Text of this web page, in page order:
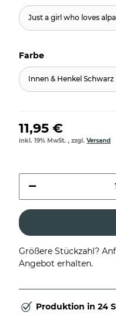
Just a girl who loves
Farbe
Innen & Henkel Schwarz
11,95 €
inkl. 19% MwSt. , zzgl. Versand
Größere Stückzahl?
Angebot erhalten.
Produktion in 24